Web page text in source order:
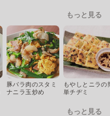
もっと見る
豚バラ肉のスタミ
ナニラ玉炒め
もやしとニラの
単チヂミ
もっと見る